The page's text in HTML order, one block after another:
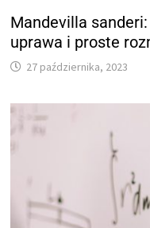
Mandevilla
uprawa i proste
27 października, 2023